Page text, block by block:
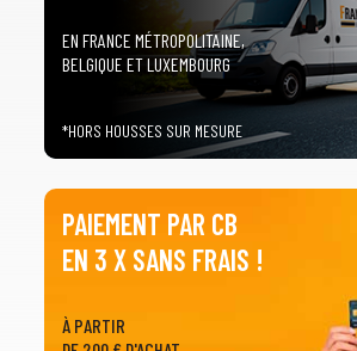
EN FRANCE MÉTROPOLITAINE,
BELGIQUE ET LUXEMBOURG
*HORS HOUSSES SUR MESURE
PAIEMENT PAR CB
EN 3 X SANS FRAIS !
À PARTIR